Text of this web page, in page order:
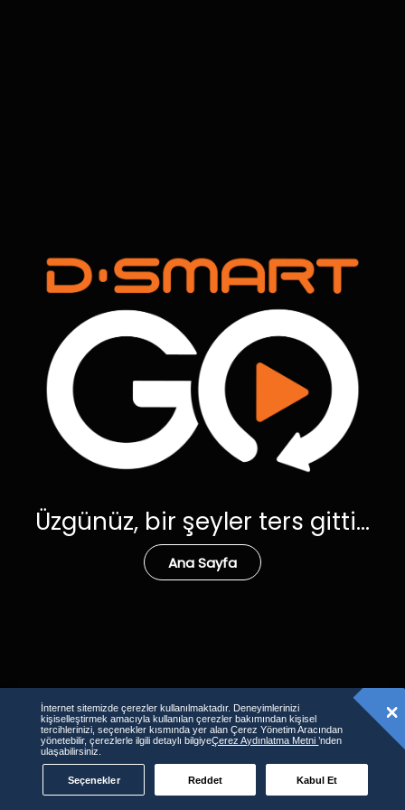
Üzgünüz, bir şeyler ters gitti...
Ana Sayfa
İnternet sitemizde çerezler kullanılmaktadır. Deneyimlerinizi
kişiselleştirmek amacıyla kullanılan çerezler bakımından kişisel
tercihlerinizi, seçenekler kısmında yer alan Çerez Yönetim Aracından
yönetebilir, çerezlerle ilgili detaylı bilgiyeÇerez Aydınlatma Metni’nden
ulaşabilirsiniz.
Seçenekler Reddet Kabul Et